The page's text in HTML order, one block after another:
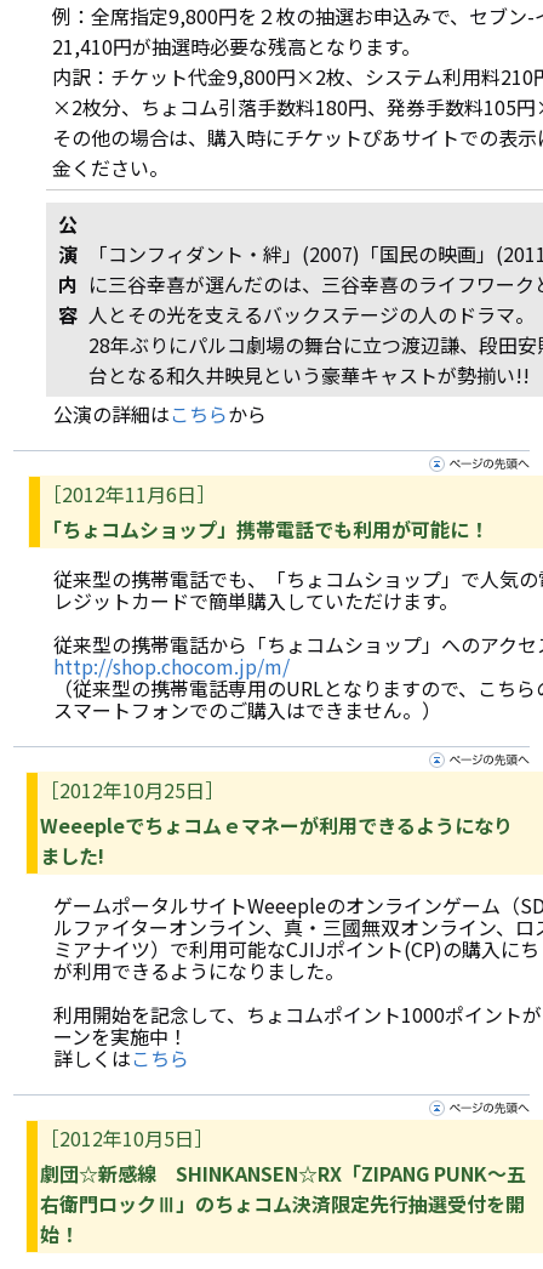
例：全席指定9,800円を２枚の抽選お申込みで、セブン
21,410円が抽選時必要な残高となります。
内訳：チケット代金9,800円×2枚、システム利用料
×2枚分、ちょコム引落手数料180円、発券手数料105
その他の場合は、購入時にチケットぴあサイトでの表
金ください。
公
演
内
容
「コンフィダント・絆」(2007)「国民の映画」
に三谷幸喜が選んだのは、三谷幸喜のライフワー
人とその光を支えるバックステージの人のドラマ。
28年ぶりにパルコ劇場の舞台に立つ渡辺謙、段田
台となる和久井映見という豪華キャストが勢揃い!!
公演の詳細はこちらから
［2012年11月6日］
「ちょコムショップ」携帯電話でも利用が可能に！
従来型の携帯電話でも、「ちょコムショップ」で人気
レジットカードで簡単購入していただけます。
従来型の携帯電話から「ちょコムショップ」へのアク
http://shop.chocom.jp/m/
（従来型の携帯電話専用のURLとなりますので、こち
スマートフォンでのご購入はできません。）
［2012年10月25日］
Weeepleでちょコムｅマネーが利用できるようになり
ました!
ゲームポータルサイトWeeepleのオンラインゲーム（
ルファイターオンライン、真・三國無双オンライン、
ミアナイツ）で利用可能なCJIJポイント(CP)の購入に
が利用できるようになりました。
利用開始を記念して、ちょコムポイント1000ポイント
ーンを実施中！
詳しくはこちら
［2012年10月5日］
劇団☆新感線 SHINKANSEN☆RX「ZIPANG PUNK～五
右衛門ロックⅢ」のちょコム決済限定先行抽選受付を開
始！